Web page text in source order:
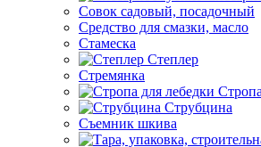
Совок садовый, посадочный
Средство для смазки, масло
Стамеска
Степлер
Стремянка
Струбцина
Съемник шкива